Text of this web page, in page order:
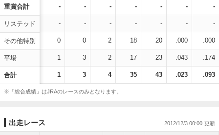
重賞合計
リステッド
その他特別
平場
合計
- - - - - - -
- - - - - - -
0 0 2 18 20 .000 .000
1 3 2 17 23 .043 .174
1 3 4 35 43 .023 .093
※「総合成績」はJRAのレースのみとなります。
出走レース 2012/12/3 00:00